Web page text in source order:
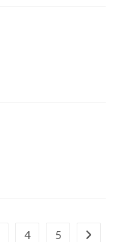
4 5 Aller à